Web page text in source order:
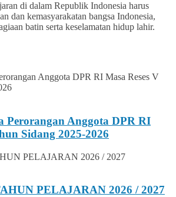
di dalam Republik Indonesia harus
dan kemasyarakatan bangsa Indonesia,
batin serta keselamatan hidup lahir.
Perorangan Anggota DPR RI
Sidang 2025-2026
PELAJARAN 2026 / 2027